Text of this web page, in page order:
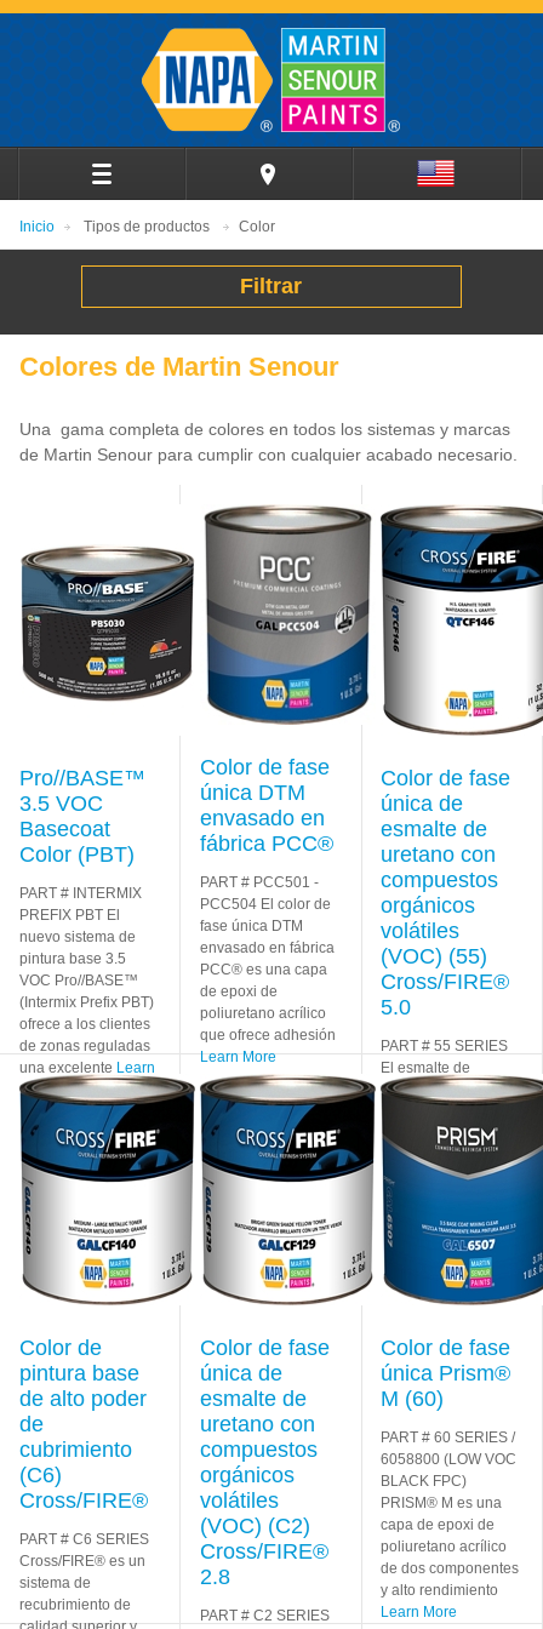
Inicio Tipos de productos Color
Filtrar
Colores de Martin Senour
Una gama completa de colores en todos los sistemas y marcas
de Martin Senour para cumplir con cualquier acabado necesario.
Pro//BASE™
3.5 VOC
Basecoat
Color (PBT)
PART # INTERMIX
PREFIX PBT El
nuevo sistema de
pintura base 3.5
VOC Pro//BASE™
(Intermix Prefix PBT)
ofrece a los clientes
de zonas reguladas
una excelente Learn
More
Color de fase
única DTM
envasado en
fábrica PCC®
PART # PCC501 -
PCC504 El color de
fase única DTM
envasado en fábrica
PCC® es una capa
de epoxi de
poliuretano acrílico
que ofrece adhesión
Learn More
Color de fase
única de
esmalte de
uretano con
compuestos
orgánicos
volátiles
(VOC) (55)
Cross/FIRE®
5.0
PART # 55 SERIES
El esmalte de
uretano
CROSSFIRE® que
cumple con la
normativa nacional
es un línea
alternativa
económica de
esmaltes de uretano
acrílico queLearn
More
Color de
pintura base
de alto poder
de
cubrimiento
(C6)
Cross/FIRE®
PART # C6 SERIES
Cross/FIRE® es un
sistema de
recubrimiento de
Color de fase
única de
esmalte de
uretano con
compuestos
orgánicos
volátiles
(VOC) (C2)
Cross/FIRE®
2.8
PART # C2 SERIES
Color de fase
única Prism®
M (60)
PART # 60 SERIES /
6058800 (LOW VOC
BLACK FPC)
PRISM® M es una
capa de epoxi de
poliuretano acrílico
de dos componentes
y alto rendimiento
Learn More